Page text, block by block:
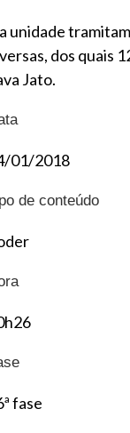
unidade
dos quais
Jato.
01/2018
de conteúdo
fase